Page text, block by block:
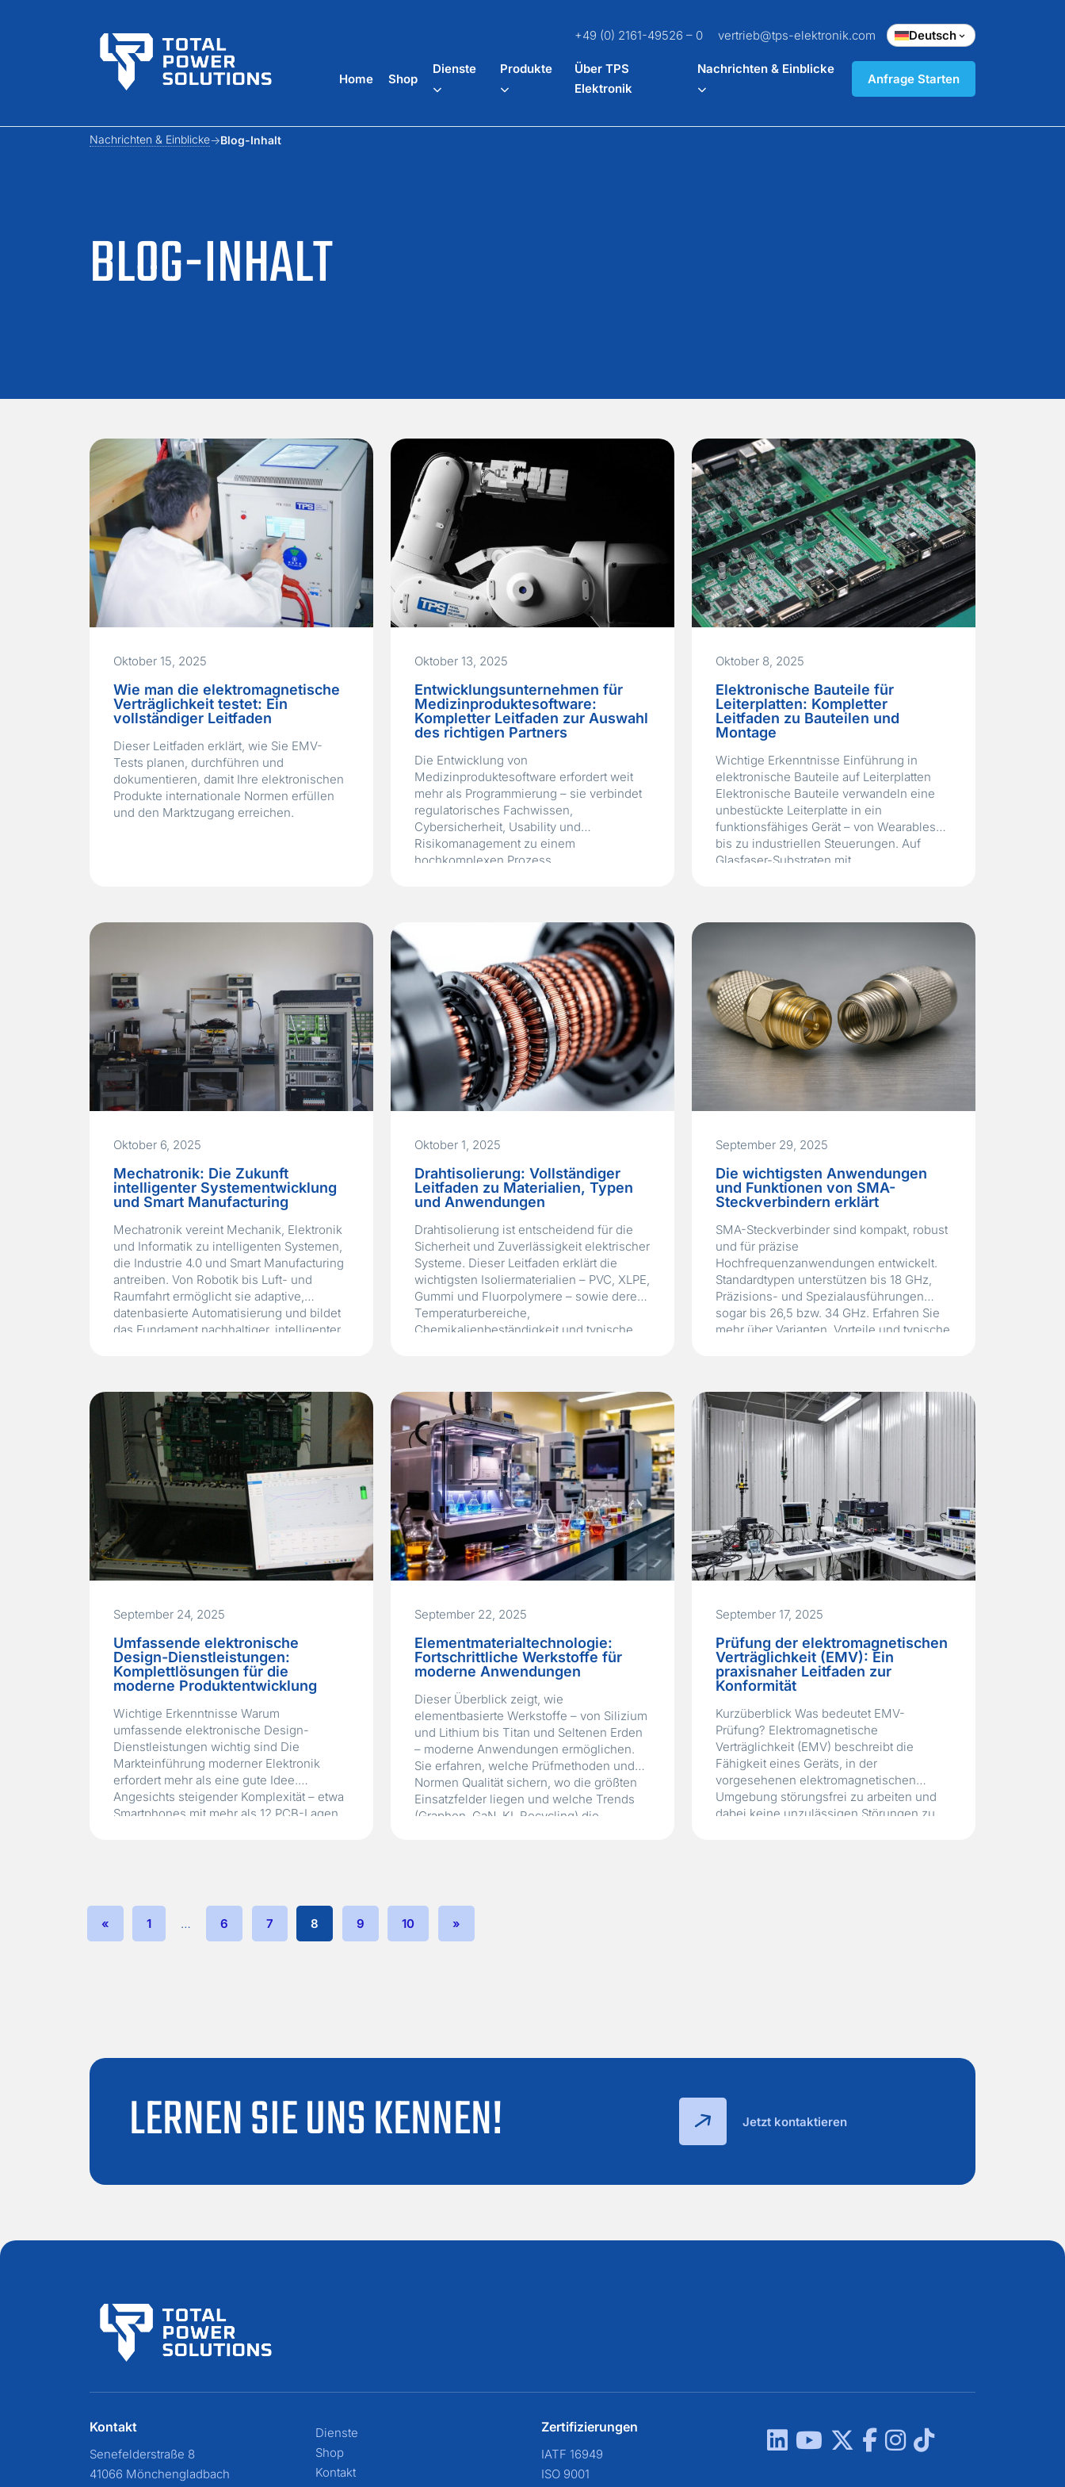
+49 (0) 2161-49526 – 0 vertrieb@tps-elektronik.com Deutsch
Home Shop
Dienste Produkte
Über TPS
Elektronik
Nachrichten & Einblicke
Anfrage Starten
BLOG-INHALT
Nachrichten & Einblicke Blog-Inhalt
Oktober 15, 2025
Wie man die elektromagnetische
Verträglichkeit testet: Ein
vollständiger Leitfaden
Dieser Leitfaden erklärt, wie Sie EMV-
Tests planen, durchführen und
dokumentieren, damit Ihre elektronischen
Produkte internationale Normen erfüllen
und den Marktzugang erreichen.
Oktober 13, 2025
Entwicklungsunternehmen für
Medizinproduktesoftware:
Kompletter Leitfaden zur Auswahl
des richtigen Partners
Die Entwicklung von
Medizinproduktesoftware erfordert weit
mehr als Programmierung – sie verbindet
regulatorisches Fachwissen,
Cybersicherheit, Usability und
Risikomanagement zu einem
hochkomplexen Prozess.
Softwarelösungen nach IEC 62304 und
ISO 13485 zu entwickeln – von der Idee
bis zur Post-Market-Surveillance.
Oktober 8, 2025
Elektronische Bauteile für
Leiterplatten: Kompletter
Leitfaden zu Bauteilen und
Montage
Wichtige Erkenntnisse Einführung in
elektronische Bauteile auf Leiterplatten
Elektronische Bauteile verwandeln eine
unbestückte Leiterplatte in ein
funktionsfähiges Gerät – von Wearables
bis zu industriellen Steuerungen. Auf
Glasfaser-Substraten mit
ausführen. Der Übergang von der
vorangebracht. Multilayer-PCBs…Read
More »
Oktober 6, 2025
Mechatronik: Die Zukunft
intelligenter Systementwicklung
und Smart Manufacturing
Mechatronik vereint Mechanik, Elektronik
und Informatik zu intelligenten Systemen,
die Industrie 4.0 und Smart Manufacturing
antreiben. Von Robotik bis Luft- und
Raumfahrt ermöglicht sie adaptive,
datenbasierte Automatisierung und bildet
das Fundament nachhaltiger, intelligenter
Oktober 1, 2025
Drahtisolierung: Vollständiger
Leitfaden zu Materialien, Typen
und Anwendungen
Drahtisolierung ist entscheidend für die
Sicherheit und Zuverlässigkeit elektrischer
Systeme. Dieser Leitfaden erklärt die
wichtigsten Isoliermaterialien – PVC, XLPE,
Gummi und Fluorpolymere – sowie deren
Temperaturbereiche,
Chemikalienbeständigkeit und typische
Systeme verlängern.
September 29, 2025
Die wichtigsten Anwendungen
und Funktionen von SMA-
Steckverbindern erklärt
SMA-Steckverbinder sind kompakt, robust
und für präzise
Hochfrequenzanwendungen entwickelt.
Standardtypen unterstützen bis 18 GHz,
Präzisions- und Spezialausführungen
sogar bis 26,5 bzw. 34 GHz. Erfahren Sie
mehr über Varianten, Vorteile und typische
September 24, 2025
Umfassende elektronische
Design-Dienstleistungen:
Komplettlösungen für die
moderne Produktentwicklung
Wichtige Erkenntnisse Warum
umfassende elektronische Design-
Dienstleistungen wichtig sind Die
Markteinführung moderner Elektronik
erfordert mehr als eine gute Idee.
Angesichts steigender Komplexität – etwa
Smartphones mit mehr als 12 PCB-Lagen
Read More »
September 22, 2025
Elementmaterialtechnologie:
Fortschrittliche Werkstoffe für
moderne Anwendungen
Dieser Überblick zeigt, wie
elementbasierte Werkstoffe – von Silizium
und Lithium bis Titan und Seltenen Erden
– moderne Anwendungen ermöglichen.
Sie erfahren, welche Prüfmethoden und
Normen Qualität sichern, wo die größten
Einsatzfelder liegen und welche Trends
(Graphen, GaN, KI, Recycling) die
September 17, 2025
Prüfung der elektromagnetischen
Verträglichkeit (EMV): Ein
praxisnaher Leitfaden zur
Konformität
Kurzüberblick Was bedeutet EMV-
Prüfung? Elektromagnetische
Verträglichkeit (EMV) beschreibt die
Fähigkeit eines Geräts, in der
vorgesehenen elektromagnetischen
Umgebung störungsfrei zu arbeiten und
dabei keine unzulässigen Störungen zu
« 1 … 6 7 8 9 10 »
LERNEN SIE UNS KENNEN! Jetzt kontaktieren
Kontakt
Senefelderstraße 8
41066 Mönchengladbach
Dienste
Shop
Kontakt
Zertifizierungen
IATF 16949
ISO 9001